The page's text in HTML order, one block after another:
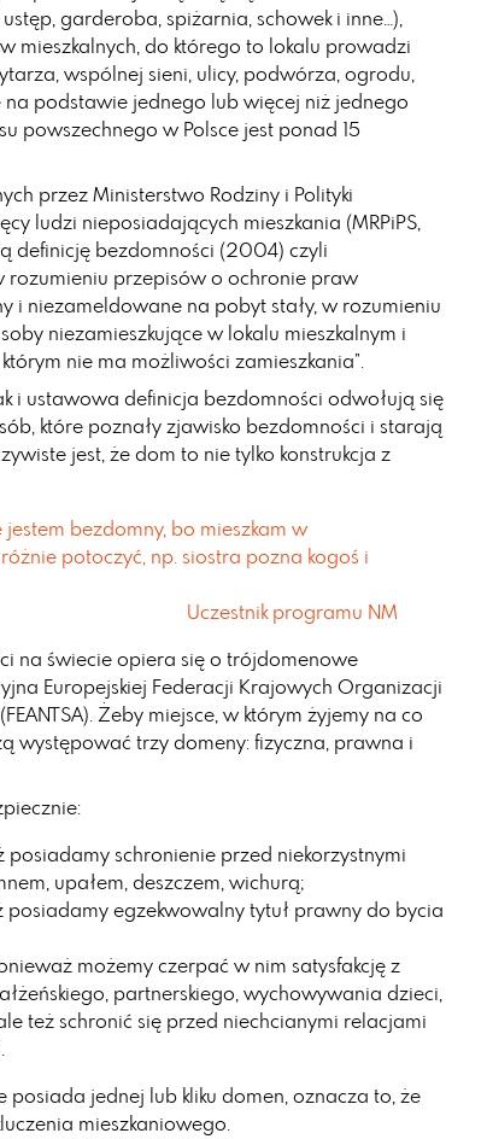
garderoba, spiżarnia, schowek i inne…),
mieszkalnych, do którego to lokalu prowadzi
wspólnej sieni, ulicy, podwórza, ogrodu,
na podstawie jednego lub więcej niż jednego
powszechnego w Polsce jest ponad 15
przez Ministerstwo Rodziny i Polityki
ludzi nieposiadających mieszkania (MRPiPS,
definicję bezdomności (2004) czyli
rozumieniu przepisów o ochronie praw
i niezameldowane na pobyt stały, w rozumieniu
niezamieszkujące w lokalu mieszkalnym i
nie ma możliwości zamieszkania”.
i ustawowa definicja bezdomności odwołują się
które poznały zjawisko bezdomności i starają
jest, że dom to nie tylko konstrukcja z
jestem bezdomny, bo mieszkam w
potoczyć, np. siostra pozna kogoś i
Uczestnik programu NM
na świecie opiera się o trójdomenowe
Europejskiej Federacji Krajowych Organizacji
Żeby miejsce, w którym żyjemy na co
występować trzy domeny: fizyczna, prawna i
schronienie przed niekorzystnymi
upałem, deszczem, wichurą;
egzekwowalny tytuł prawny do bycia
możemy czerpać w nim satysfakcję z
partnerskiego, wychowywania dzieci,
też schronić się przed niechcianymi relacjami
posiada jednej lub kliku domen, oznacza to, że
mieszkaniowego.